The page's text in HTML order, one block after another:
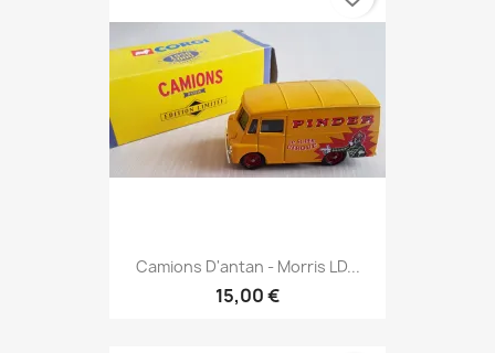
Camions D'antan - Morris LD...
15,00 €